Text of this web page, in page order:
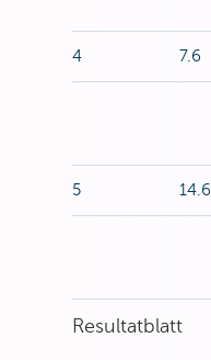
4 7.6
5 14.6
Resultatblatt